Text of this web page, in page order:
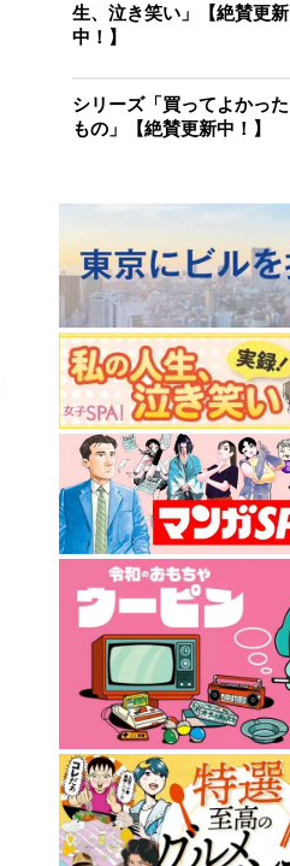
生、泣き笑い」【絶賛更新
中！】
シリーズ「買ってよかった
もの」【絶賛更新中！】